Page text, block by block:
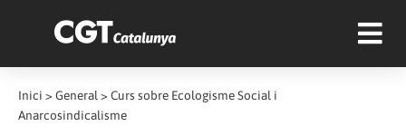
Inici > General > Curs sobre Ecologisme Social i
Anarcosindicalisme